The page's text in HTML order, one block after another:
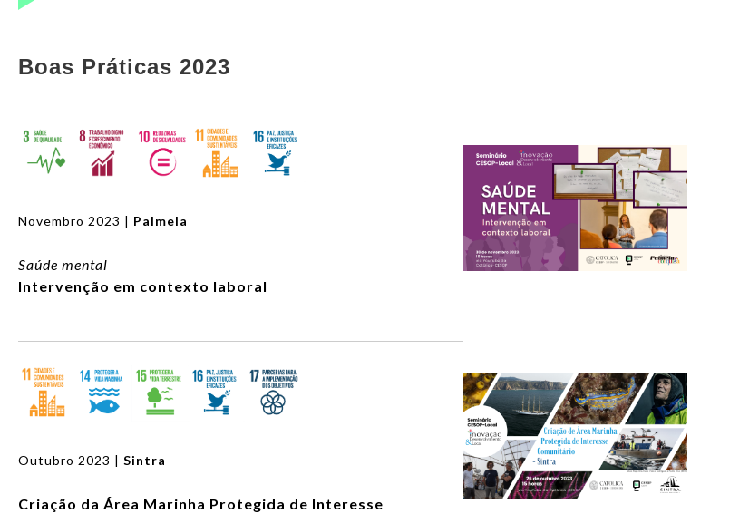
Boas Práticas 2023
Novembro 2023 | Palmela
Saúde mental
Intervenção em contexto laboral
Outubro 2023 | Sintra
Criação da Área Marinha Protegida de Interesse